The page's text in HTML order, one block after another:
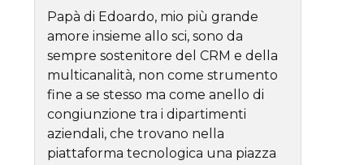
Papà di Edoardo, mio più grande
amore insieme allo sci, sono da
sempre sostenitore del CRM e della
multicanalità, non come strumento
fine a se stesso ma come anello di
congiunzione tra i dipartimenti
aziendali, che trovano nella
piattaforma tecnologica una piazza